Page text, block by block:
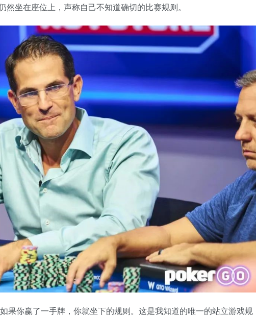
坐在座位上，声称自己不知道确切的比赛规则。
果你赢了一手牌，你就坐下的规则。这是我知道的唯一的站立游戏规